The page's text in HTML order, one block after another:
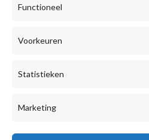
Functioneel
Voorkeuren
Statistieken
Marketing